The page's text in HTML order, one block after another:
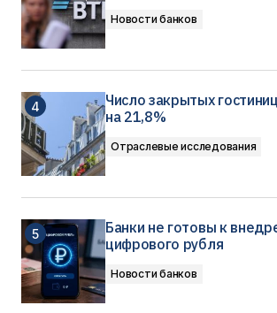
Новости банков
Число закрытых
на 21,8%
Отраслевые исследования
Банки не готовы к
цифрового рубля
Новости банков